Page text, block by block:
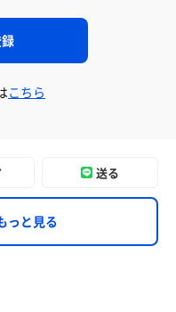
こちら
送る
っと見る